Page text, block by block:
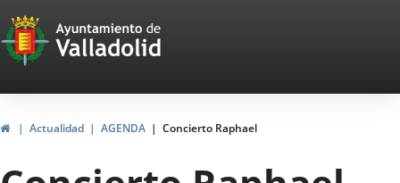
Portal
Web
del
Ayuntamiento
de
HomeActualidad AGENDA Concierto Raphael